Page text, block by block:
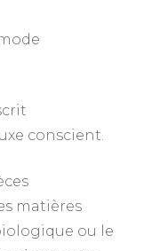
conscient.
matières
ou le